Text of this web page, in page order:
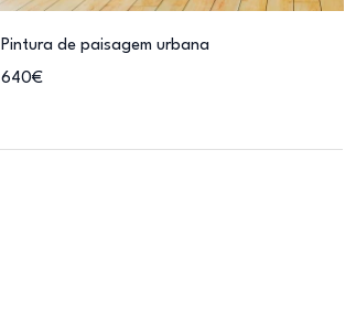
Pintura de paisagem urbana
640€